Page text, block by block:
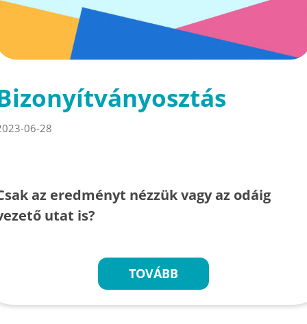
06-28
az eredményt nézzük vagy az odáig
utat is?
TOVÁBB